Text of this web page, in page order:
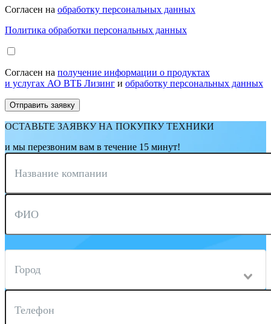
Согласен на обработку персональных данных
Политика обработки персональных данных
Согласен на получение информации о продуктах
и услугах АО ВТБ Лизинг и обработку персональных данных
ОСТАВЬТЕ ЗАЯВКУ НА ПОКУПКУ ТЕХНИКИ
и мы перезвоним вам в течение 15 минут!
Название компании
ФИО
Город
Телефон